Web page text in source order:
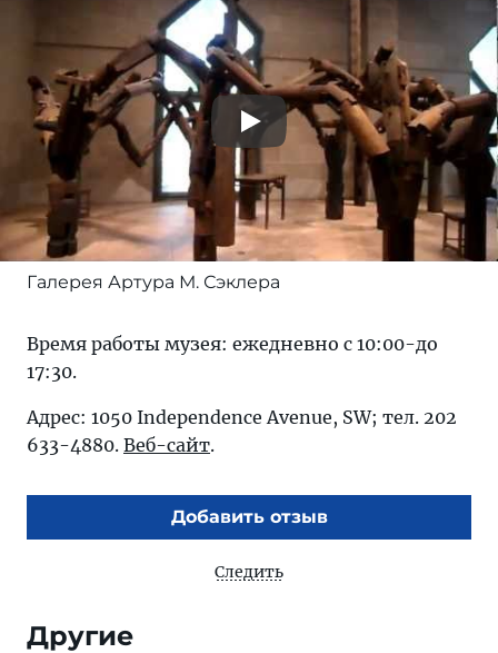
Галерея Артура М. Сэклера
Время работы музея: ежедневно с 10:00-до
17:30.
Адрес: 1050 Independence Avenue, SW; тел. 202
633-4880. Веб-сайт.
Добавить отзыв
Следить
Другие